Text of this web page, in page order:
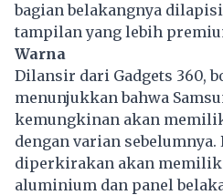
bagian belakangnya
tampilan yang lebih
Warna
Dilansir dari Gadgets 360,
menunjukkan bahwa
kemungkinan akan
dengan varian
diperkirakan akan
aluminium dan panel